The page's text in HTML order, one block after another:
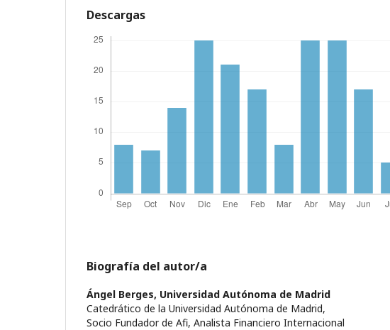
Descargas
Biografía del autor/a
Ángel Berges, Universidad Autónoma de Madrid
Catedrático de la Universidad Autónoma de Madrid,
Socio Fundador de Afi, Analista Financiero Internacional